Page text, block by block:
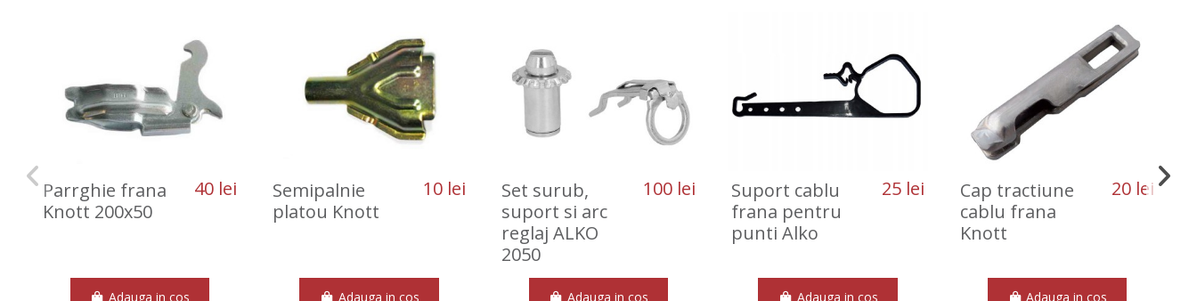
Parrghie frana
Knott 200x50
40 lei
Adauga in cos
Semipalnie
platou Knott
10 lei
Adauga in cos
Set surub,
suport si arc
reglaj ALKO
2050
100 lei
Adauga in cos
Suport cablu
frana pentru
punti Alko
25 lei
Adauga in cos
Cap tractiune
cablu frana
Knott
20 lei
Adauga in cos